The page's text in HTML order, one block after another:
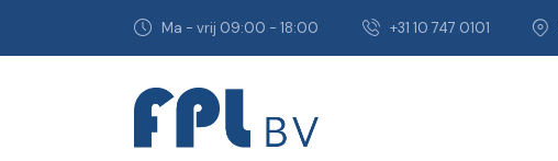
Ma - vrij 09:00 - 18:00 +31 10 747 0101